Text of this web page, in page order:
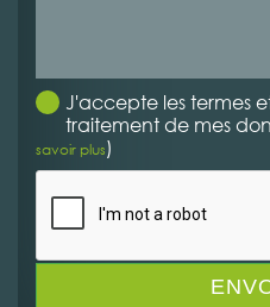
J'accepte les termes
traitement de mes
savoir plus)